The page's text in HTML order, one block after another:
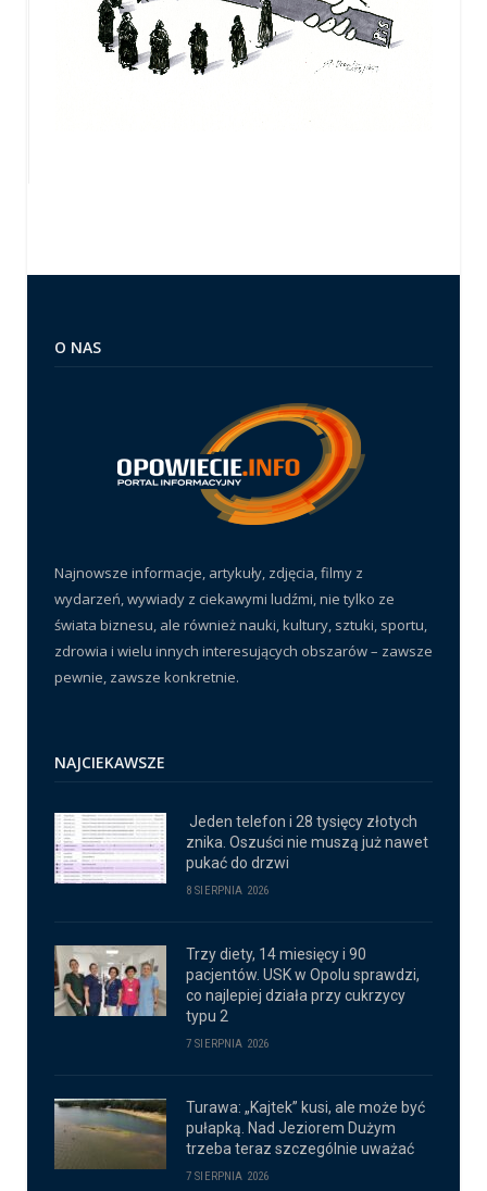
O NAS
Najnowsze informacje, artykuły, zdjęcia, filmy z
wydarzeń, wywiady z ciekawymi ludźmi, nie tylko ze
świata biznesu, ale również nauki, kultury, sztuki, sportu,
zdrowia i wielu innych interesujących obszarów – zawsze
pewnie, zawsze konkretnie.
NAJCIEKAWSZE
Jeden telefon i 28 tysięcy złotych
znika. Oszuści nie muszą już nawet
pukać do drzwi
8 SIERPNIA 2026
Trzy diety, 14 miesięcy i 90
pacjentów. USK w Opolu sprawdzi,
co najlepiej działa przy cukrzycy
typu 2
7 SIERPNIA 2026
Turawa: „Kajtek” kusi, ale może być
pułapką. Nad Jeziorem Dużym
trzeba teraz szczególnie uważać
7 SIERPNIA 2026